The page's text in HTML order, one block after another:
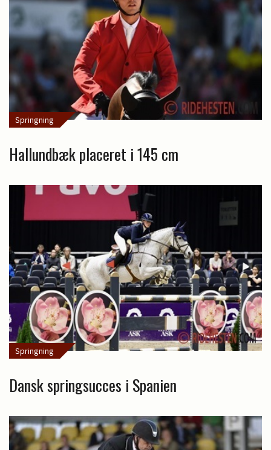
Springning
Hallundbæk placeret i 145 cm
Springning
Dansk springsucces i Spanien